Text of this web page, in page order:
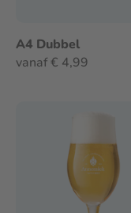
A4 Dubbel
vanaf € 4,99